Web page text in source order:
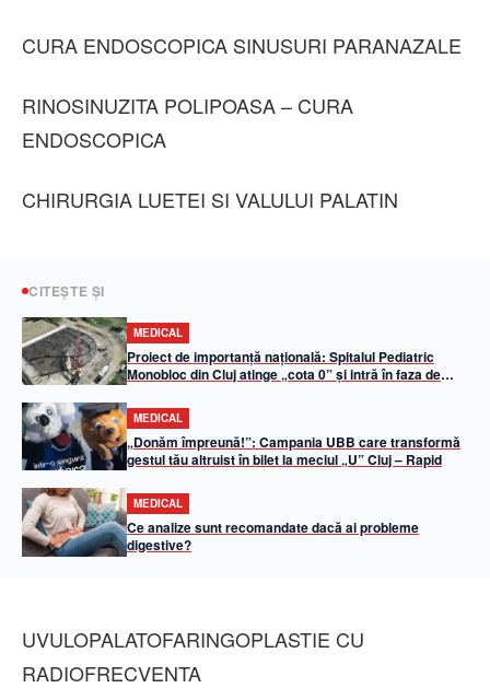
CURA ENDOSCOPICA SINUSURI PARANAZALE
RINOSINUZITA POLIPOASA – CURA
ENDOSCOPICA
CHIRURGIA LUETEI SI VALULUI PALATIN
CITEȘTE ȘI
MEDICAL
Proiect de importanță națională: Spitalul Pediatric
Monobloc din Cluj atinge „cota 0” și intră în faza de
MEDICAL
„Donăm împreună!”: Campania UBB care transformă
gestul tău altruist în bilet la meciul „U” Cluj – Rapid
MEDICAL
Ce analize sunt recomandate dacă ai probleme
digestive?
UVULOPALATOFARINGOPLASTIE CU
RADIOFRECVENTA